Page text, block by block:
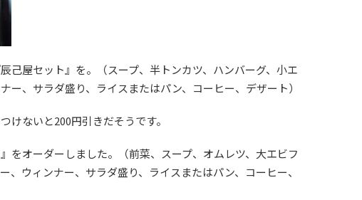
己屋セット』を。（スープ、半トンカツ、ハンバーグ、小エ
ー、サラダ盛り、ライスまたはパン、コーヒー、デザート）
けないと200円引きだそうです。
をオーダーしました。（前菜、スープ、オムレツ、大エビフ
、ウィンナー、サラダ盛り、ライスまたはパン、コーヒー、